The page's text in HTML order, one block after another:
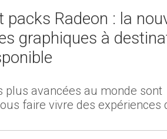
packs Radeon : la
graphiques à
plus avancées au monde sont
faire vivre des expériences